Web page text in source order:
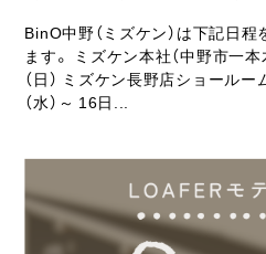
BinO中野（ミズケン）は下記日
ます。 ミズケン本社（中野市一本
（日） ミズケン長野店ショールー
（水）～ 16日...